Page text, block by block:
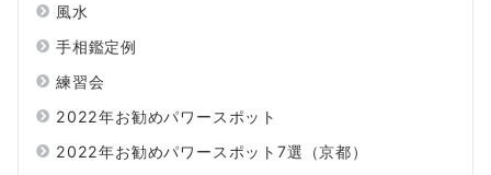
風水
手相鑑定例
練習会
2022年お勧めパワースポット
2022年お勧めパワースポット7選（京都）